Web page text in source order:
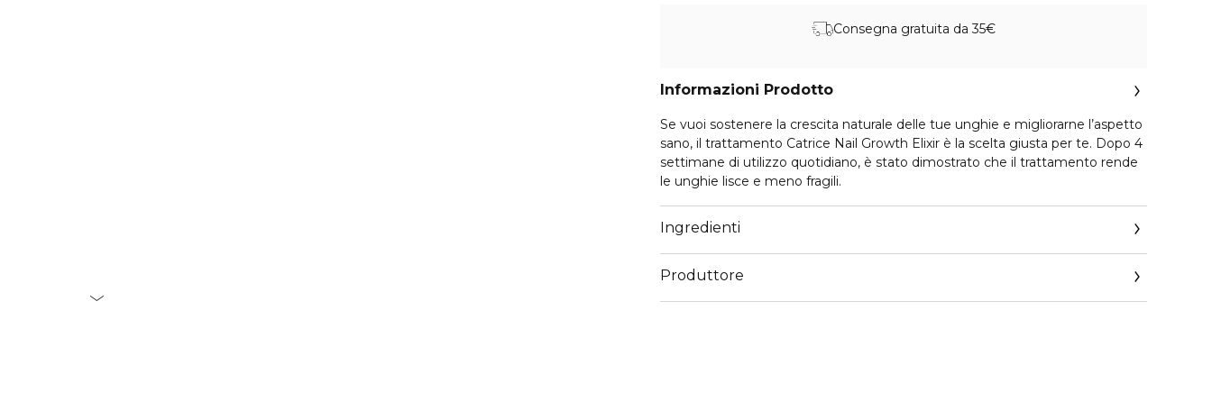
Consegna gratuita da 35€
Informazioni Prodotto
Se vuoi sostenere la crescita naturale delle tue unghie e migliorarne l’aspetto
sano, il trattamento Catrice Nail Growth Elixir è la scelta giusta per te. Dopo 4
settimane di utilizzo quotidiano, è stato dimostrato che il trattamento rende
le unghie lisce e meno fragili.
Ingredienti
Produttore